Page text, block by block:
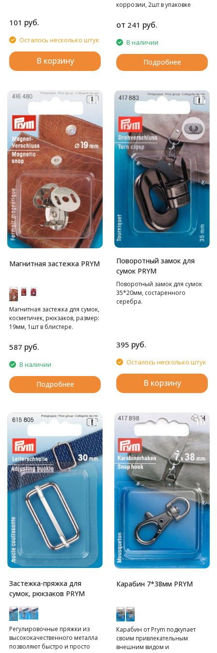
101 руб.
Осталось несколько штук
В корзину
коррозии, 2шт в упаковке
от 241 руб.
В наличии
Подробнее
Магнитная застежка PRYM
Магнитная застежка для сумок,
косметичек, рюкзаков, размер:
19мм, 1шт в блистере.
587 руб.
В наличии
Подробнее
Поворотный замок для
сумок PRYM
Поворотный замок для сумок
35*20мм, состаренного
серебра.
395 руб.
Осталось несколько штук
В корзину
Застежка-пряжка для
сумок, рюкзаков PRYM
Регулировочные пряжки из
высококачественного металла
позволяют быстро и просто
Карабин 7*38мм PRYM
Карабин от Prym подкупает
своим привлекательным
внешним видом и